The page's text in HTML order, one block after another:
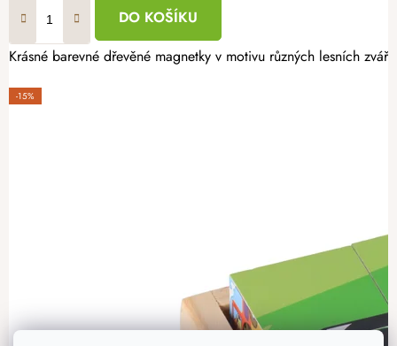
DO KOŠÍKU
Krásné barevné dřevěné magnetky v motivu různých lesních
-15%